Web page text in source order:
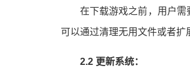
在下载游戏之前，用户
可以通过清理无用文件或者扩
2.2 更新系统：